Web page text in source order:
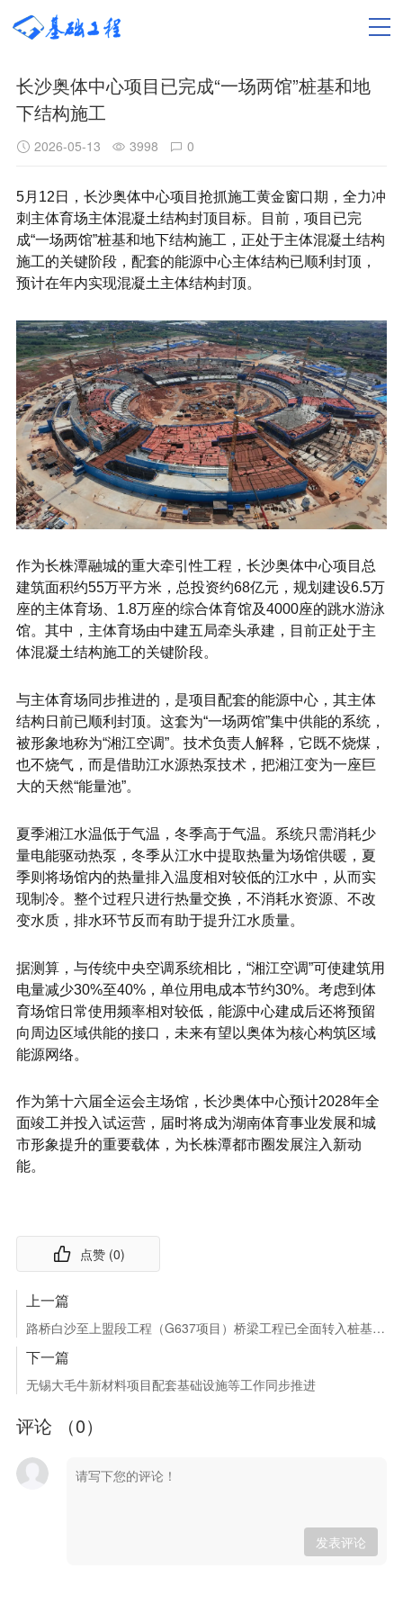
长沙奥体中心项目已完成“一场两馆”桩基和地
下结构施工
2026-05-13 3998 0
5月12日，长沙奥体中心项目抢抓施工黄金窗口期，全力冲
刺主体育场主体混凝土结构封顶目标。目前，项目已完
成“一场两馆”桩基和地下结构施工，正处于主体混凝土结构
施工的关键阶段，配套的能源中心主体结构已顺利封顶，
预计在年内实现混凝土主体结构封顶。
作为长株潭融城的重大牵引性工程，长沙奥体中心项目总
建筑面积约55万平方米，总投资约68亿元，规划建设6.5万
座的主体育场、1.8万座的综合体育馆及4000座的跳水游泳
馆。其中，主体育场由中建五局牵头承建，目前正处于主
体混凝土结构施工的关键阶段。
与主体育场同步推进的，是项目配套的能源中心，其主体
结构日前已顺利封顶。这套为“一场两馆”集中供能的系统，
被形象地称为“湘江空调”。技术负责人解释，它既不烧煤，
也不烧气，而是借助江水源热泵技术，把湘江变为一座巨
大的天然“能量池”。
夏季湘江水温低于气温，冬季高于气温。系统只需消耗少
量电能驱动热泵，冬季从江水中提取热量为场馆供暖，夏
季则将场馆内的热量排入温度相对较低的江水中，从而实
现制冷。整个过程只进行热量交换，不消耗水资源、不改
变水质，排水环节反而有助于提升江水质量。
据测算，与传统中央空调系统相比，“湘江空调”可使建筑用
电量减少30%至40%，单位用电成本节约30%。考虑到体
育场馆日常使用频率相对较低，能源中心建成后还将预留
向周边区域供能的接口，未来有望以奥体为核心构筑区域
能源网络。
作为第十六届全运会主场馆，长沙奥体中心预计2028年全
面竣工并投入试运营，届时将成为湖南体育事业发展和城
市形象提升的重要载体，为长株潭都市圈发展注入新动
能。
点赞 (0)
上一篇
路桥白沙至上盟段工程（G637项目）桥梁工程已全面转入桩基施工阶段
下一篇
无锡大毛牛新材料项目配套基础设施等工作同步推进
评论 （0）
发表评论